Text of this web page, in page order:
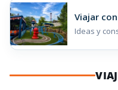
Viajar
Ideas y